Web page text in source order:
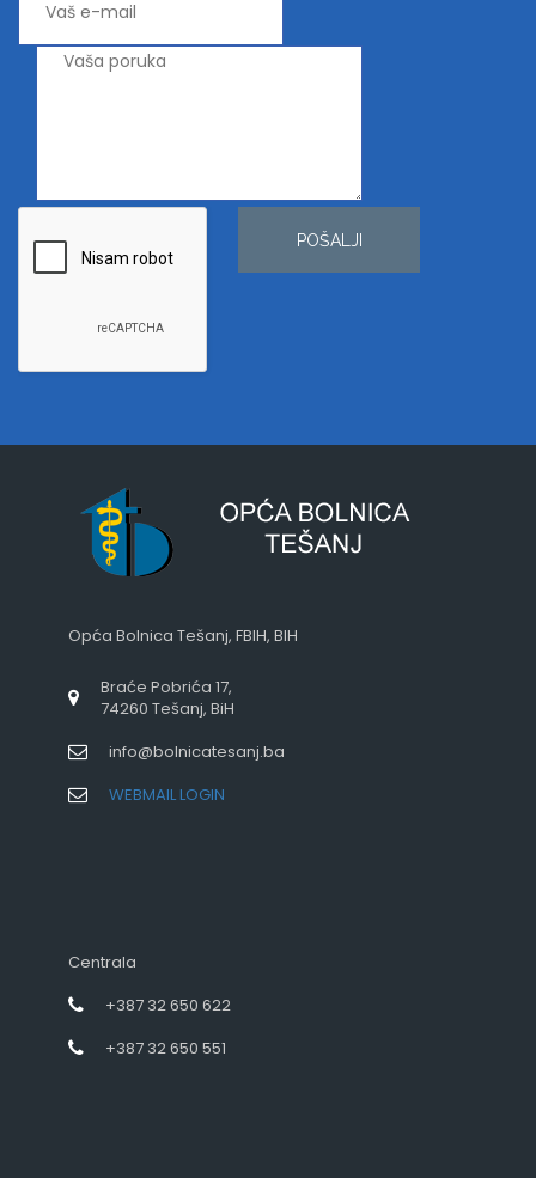
POŠALJI
Opća Bolnica Tešanj, FBIH, BIH
Braće Pobrića 17,
74260 Tešanj, BiH
info@bolnicatesanj.ba
WEBMAIL LOGIN
Centrala
+387 32 650 622
+387 32 650 551